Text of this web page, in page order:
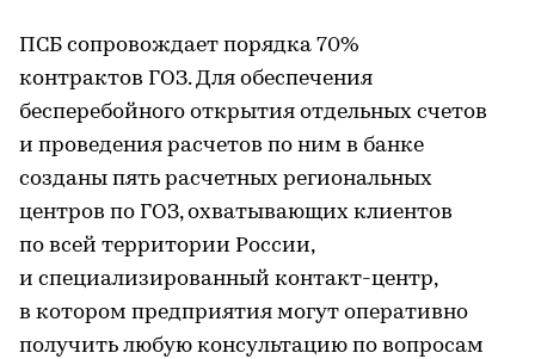
ПСБ сопровождает порядка 70%
контрактов ГОЗ. Для обеспечения
бесперебойного открытия отдельных счетов
и проведения расчетов по ним в банке
созданы пять расчетных региональных
центров по ГОЗ, охватывающих клиентов
по всей территории России,
и специализированный контакт-центр,
в котором предприятия могут оперативно
получить любую консультацию по вопросам